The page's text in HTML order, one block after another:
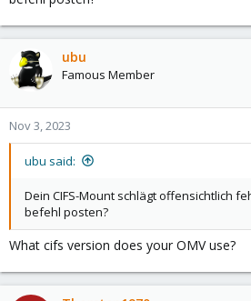
ubu
Famous Member
Nov 3, 2023
ubu said:
Dein CIFS-Mount schlägt offensichtlich
befehl posten?
What cifs version does your OMV use?